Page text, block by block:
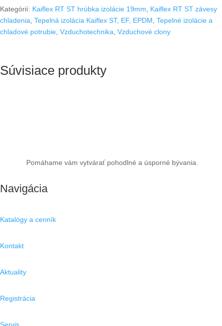
Kategórií: Kaiflex RT ST hrúbka izolácie 19mm, Kaiflex RT ST závesy
chladenia, Tepelná izolácia Kaiflex ST, EF, EPDM, Tepelné izolácie a
chladové potrubie, Vzduchotechnika, Vzduchové clony
Súvisiace produkty
Pomáhame vám vytvárať pohodlné a úsporné bývania.
Navigácia
Katalógy a cenník
Kontakt
Aktuality
Registrácia